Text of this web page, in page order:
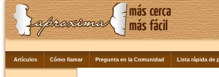
Artículos Cómo llamar Pregunta en la Comunidad Lista rápida de